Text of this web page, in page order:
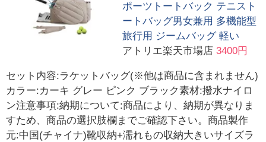
ポーツトートバック テニスト
ートバッグ男女兼用 多機能型
旅行用 ジームバッグ 軽い
アトリエ楽天市場店 3400円
セット内容:ラケットバッグ(※他は商品に含まれません)
カラー:カーキ グレー ピンク ブラック素材:撥水ナイロ
ン注意事項:納期について:商品により、納期が異なりま
すため、商品の選択肢欄までご確認下さい。商品製作
元:中国(チャイナ)靴収納+濡れもの収納大きいサイズラ